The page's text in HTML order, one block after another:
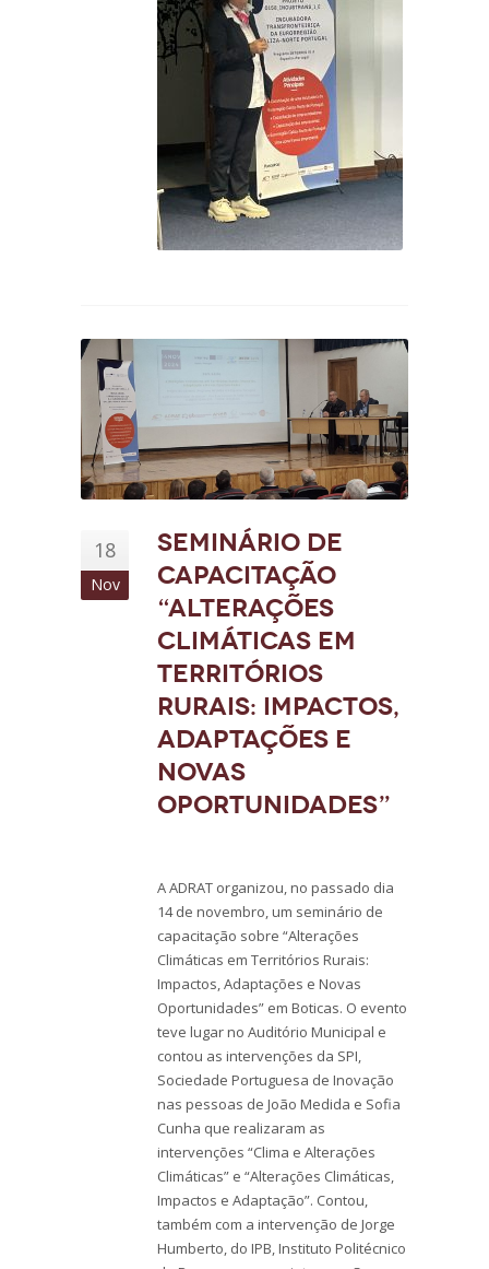
18
Nov
Seminário de
capacitação
“Alterações
Climáticas em
Territórios
Rurais: Impactos,
Adaptações e
Novas
Oportunidades”
A ADRAT organizou, no passado dia
14 de novembro, um seminário de
capacitação sobre “Alterações
Climáticas em Territórios Rurais:
Impactos, Adaptações e Novas
Oportunidades” em Boticas. O evento
teve lugar no Auditório Municipal e
contou as intervenções da SPI,
Sociedade Portuguesa de Inovação
nas pessoas de João Medida e Sofia
Cunha que realizaram as
intervenções “Clima e Alterações
Climáticas” e “Alterações Climáticas,
Impactos e Adaptação”. Contou,
também com a intervenção de Jorge
Humberto, do IPB, Instituto Politécnico